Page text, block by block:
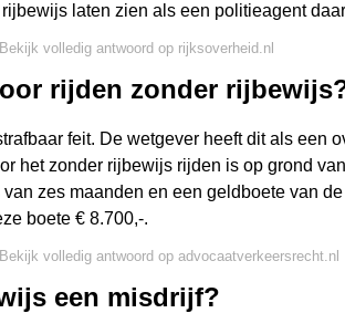
laten zien als een politieagent
Bekijk volledig antwoord op rijksoverheid.nl
rijden zonder
feit. De wetgever heeft dit als een
het zonder rijbewijs rijden is op grond
zes maanden en een geldboete van
boete € 8.700,-.
Bekijk volledig antwoord op advocaatverkeersrecht.nl
een misdrijf?